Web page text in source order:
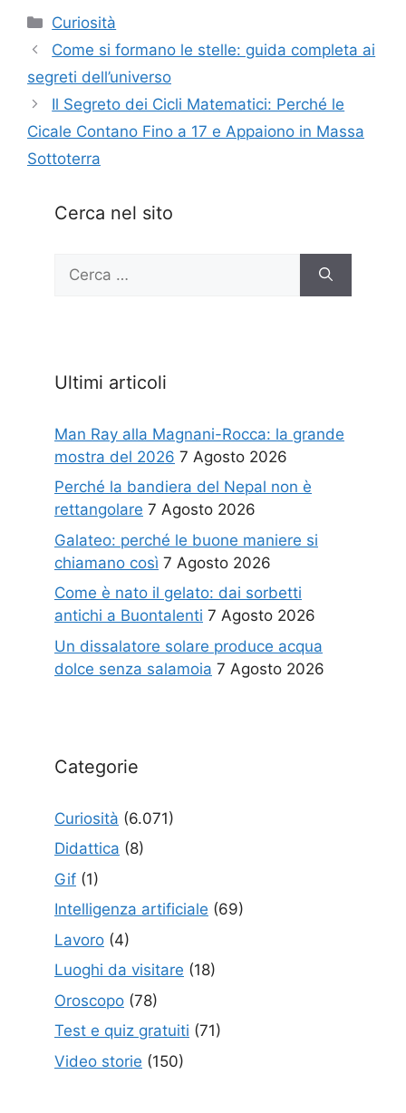
Categorie
Curiosità
Come si formano le stelle: guida completa ai
segreti dell’universo
Il Segreto dei Cicli Matematici: Perché le
Cicale Contano Fino a 17 e Appaiono in Massa
Sottoterra
Cerca nel sito
per:
Ultimi articoli
Man Ray alla Magnani-Rocca: la grande
mostra del 2026 7 Agosto 2026
Perché la bandiera del Nepal non è
rettangolare 7 Agosto 2026
Galateo: perché le buone maniere si
chiamano così 7 Agosto 2026
Come è nato il gelato: dai sorbetti
antichi a Buontalenti 7 Agosto 2026
Un dissalatore solare produce acqua
dolce senza salamoia 7 Agosto 2026
Categorie
Curiosità (6.071)
Didattica (8)
Gif (1)
Intelligenza artificiale (69)
Lavoro (4)
Luoghi da visitare (18)
Oroscopo (78)
Test e quiz gratuiti (71)
Video storie (150)